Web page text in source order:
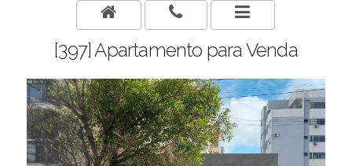
[397] Apartamento para Venda